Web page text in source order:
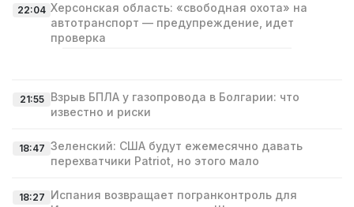
22:04 Херсонская область: «свободная охота» на
автотранспорт — предупреждение, идет
проверка
21:55
Взрыв БПЛА у газопровода в Болгарии: что
известно и риски
18:47 Зеленский: США будут ежемесячно давать
перехватчики Patriot, но этого мало
18:27 Испания возвращает погранконтроль для